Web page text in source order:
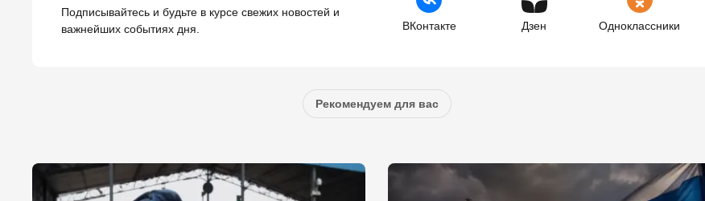
Подписывайтесь и будьте в курсе свежих новостей и
важнейших событиях дня.
ВКонтакте Дзен Одноклассники
Рекомендуем для вас